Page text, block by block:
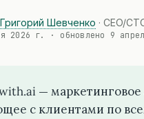
Григорий Шевченко · CEO/
2026 г. · обновлено 9
—
с клиентами по